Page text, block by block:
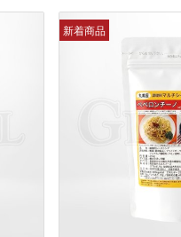
新着商品